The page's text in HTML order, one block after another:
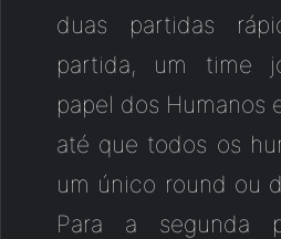
duas partidas
partida, um time
papel dos Humanos
até que todos os
um único round ou
Para a segunda